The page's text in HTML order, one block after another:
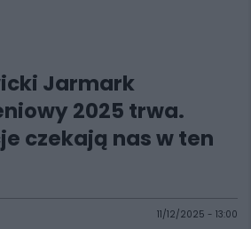
Jarmark
2025 trwa.
czekają nas w ten
11/12/2025 - 13:00